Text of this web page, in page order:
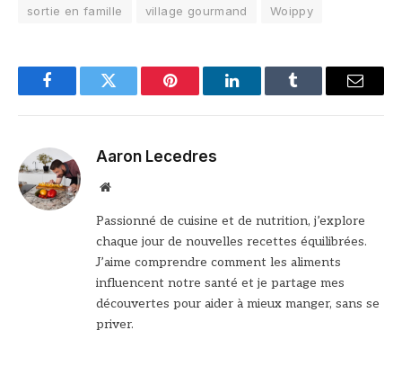
sortie en famille village gourmand Woippy
FacebookTwitter Pinterest LinkedInTumblr Email
Aaron Lecedres
Site
Passionné de cuisine et de nutrition, j’explore
chaque jour de nouvelles recettes équilibrées.
J’aime comprendre comment les aliments
influencent notre santé et je partage mes
découvertes pour aider à mieux manger, sans se
priver.